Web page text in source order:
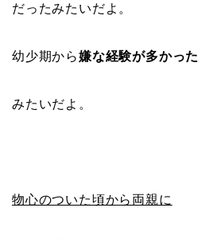
だったみたいだよ。
幼少期から嫌な経験が多かった
みたいだよ。
物心のついた頃から両親に